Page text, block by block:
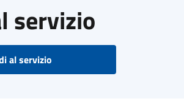
servizio
al servizio